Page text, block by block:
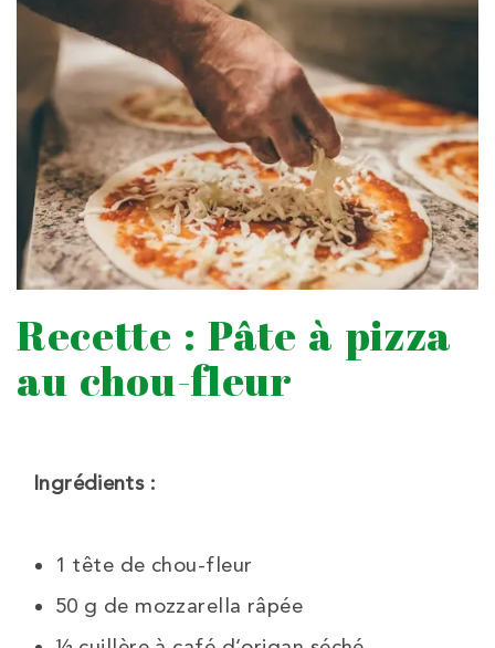
Recette : Pâte à pizza
au chou-fleur
Ingrédients :
1 tête de chou-fleur
50 g de mozzarella râpée